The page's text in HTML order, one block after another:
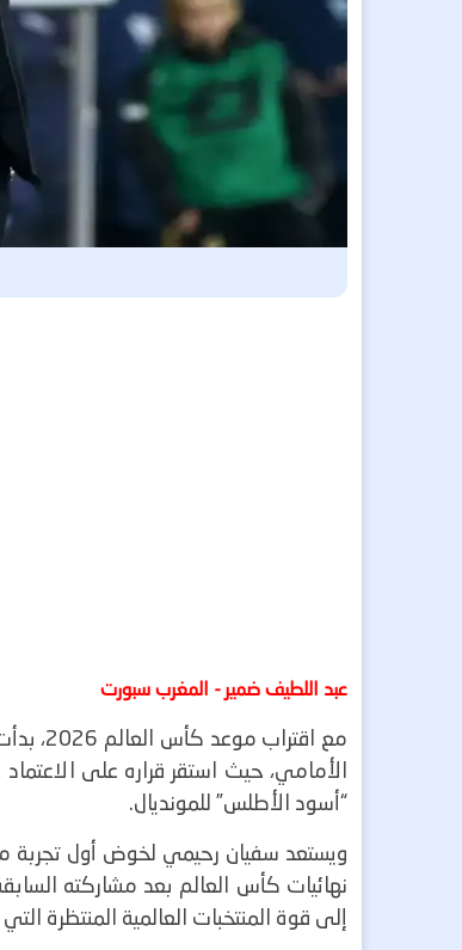
عبد اللطيف ضمير - المغرب سبورت
مع
الأمامي، حيث استقر قراره على
“أسود الأطلس” للمونديال.
ويستعد سفيان رحيمي لخوض أول تجربة
نهائيات كأس العالم بعد مشاركته
إلى قوة المنتخبات العالمية المنتظرة